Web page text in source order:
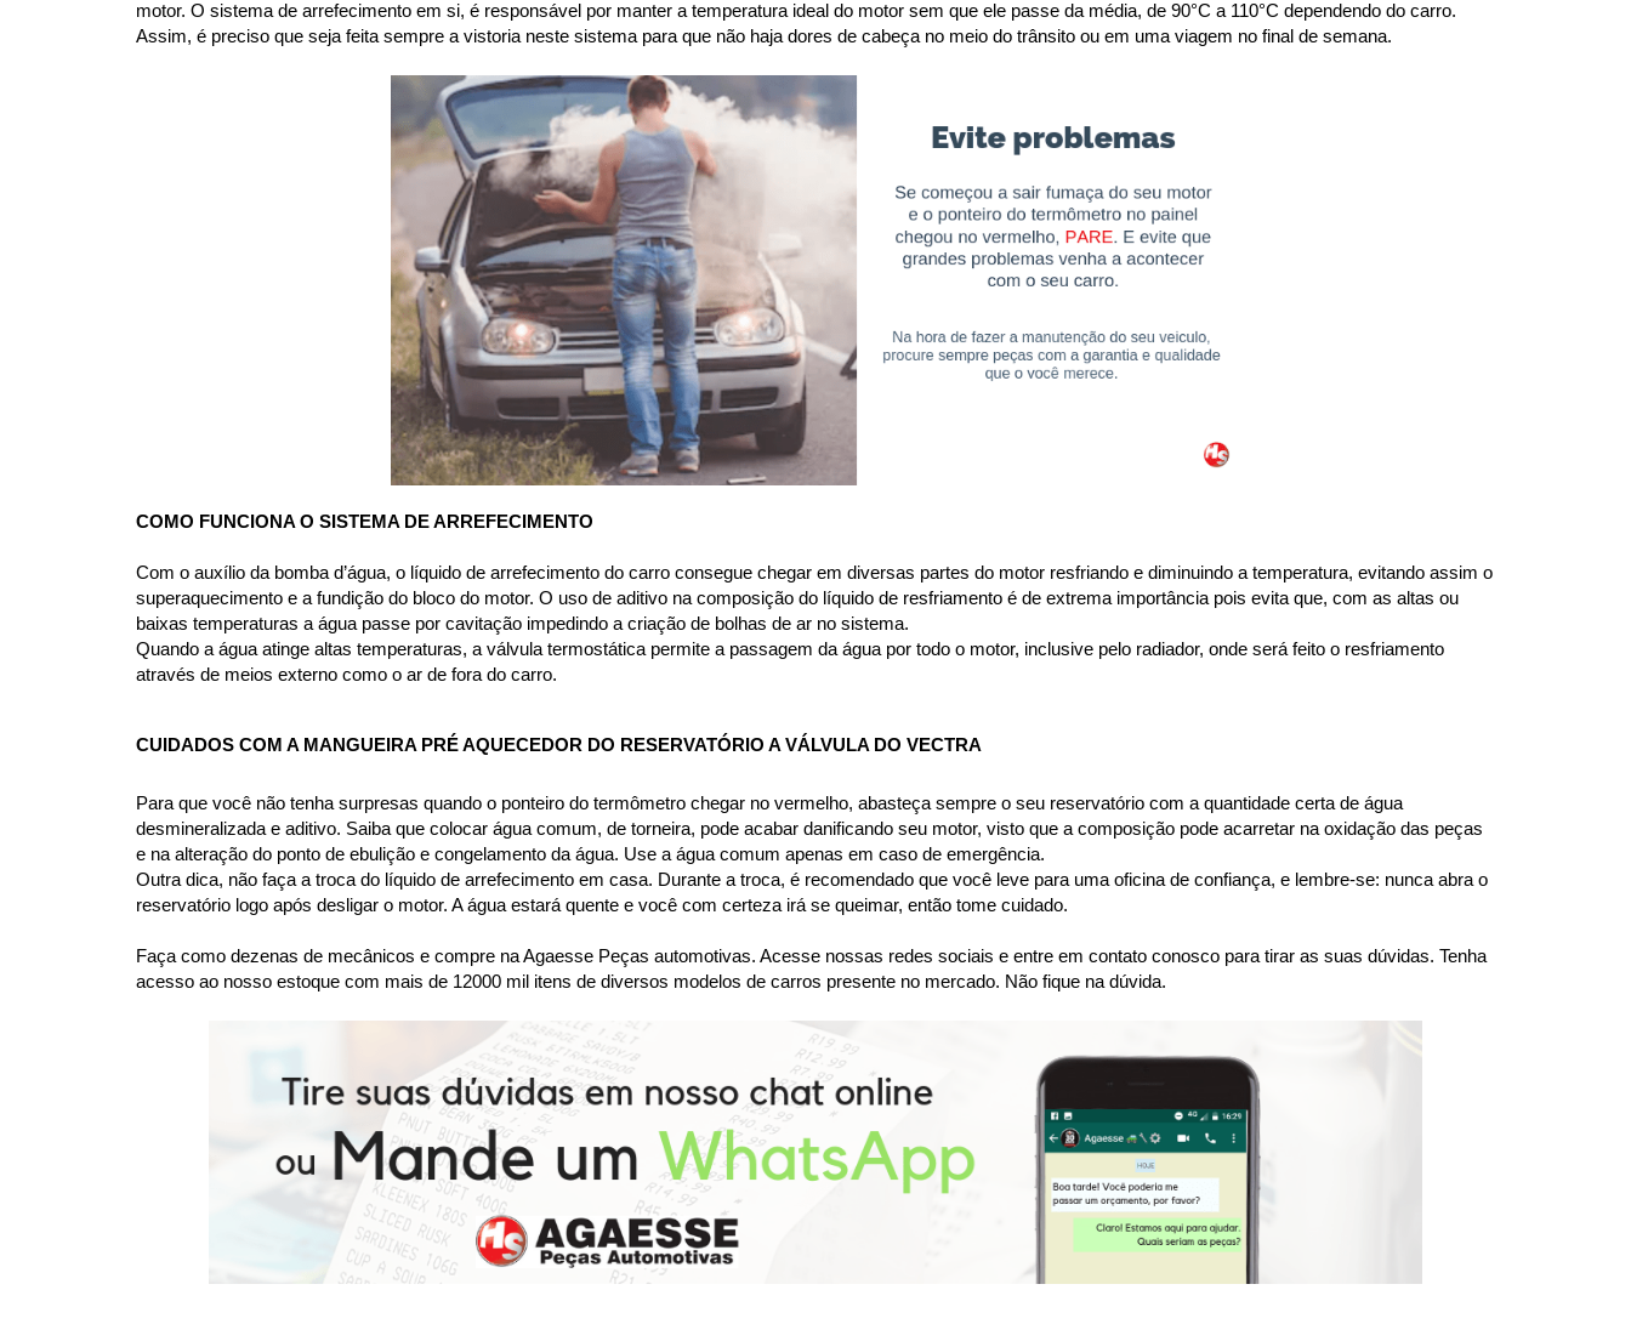
motor. O sistema de arrefecimento em si, é responsável por manter a temperatura ideal do motor sem que ele passe da média, de 90°C a 110°C dependendo do carro.
Assim, é preciso que seja feita sempre a vistoria neste sistema para que não haja dores de cabeça no meio do trânsito ou em uma viagem no final de semana.
COMO FUNCIONA O SISTEMA DE ARREFECIMENTO
Com o auxílio da bomba d’água, o líquido de arrefecimento do carro consegue chegar em diversas partes do motor resfriando e diminuindo a temperatura, evitando assim o
superaquecimento e a fundição do bloco do motor. O uso de aditivo na composição do líquido de resfriamento é de extrema importância pois evita que, com as altas ou
baixas temperaturas a água passe por cavitação impedindo a criação de bolhas de ar no sistema.
Quando a água atinge altas temperaturas, a válvula termostática permite a passagem da água por todo o motor, inclusive pelo radiador, onde será feito o resfriamento
através de meios externo como o ar de fora do carro.
CUIDADOS COM A MANGUEIRA PRÉ AQUECEDOR DO RESERVATÓRIO A VÁLVULA DO VECTRA
Para que você não tenha surpresas quando o ponteiro do termômetro chegar no vermelho, abasteça sempre o seu reservatório com a quantidade certa de água
desmineralizada e aditivo. Saiba que colocar água comum, de torneira, pode acabar danificando seu motor, visto que a composição pode acarretar na oxidação das peças
e na alteração do ponto de ebulição e congelamento da água. Use a água comum apenas em caso de emergência.
Outra dica, não faça a troca do líquido de arrefecimento em casa. Durante a troca, é recomendado que você leve para uma oficina de confiança, e lembre-se: nunca abra o
reservatório logo após desligar o motor. A água estará quente e você com certeza irá se queimar, então tome cuidado.
Faça como dezenas de mecânicos e compre na Agaesse Peças automotivas. Acesse nossas redes sociais e entre em contato conosco para tirar as suas dúvidas. Tenha
acesso ao nosso estoque com mais de 12000 mil itens de diversos modelos de carros presente no mercado. Não fique na dúvida.